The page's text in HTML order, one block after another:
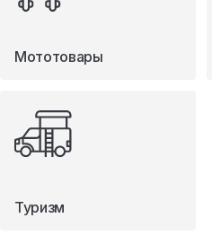
Мототовары
Туризм